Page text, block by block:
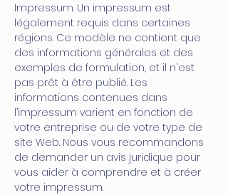
Impressum. Un impressum est
légalement requis dans certaines
régions. Ce modèle ne contient que
des informations générales et des
exemples de formulation, et il n'est
pas prêt à être publié. Les
informations contenues dans
l’impressum varient en fonction de
votre entreprise ou de votre type de
site Web. Nous vous recommandons
de demander un avis juridique pour
vous aider à comprendre et à créer
votre impressum.